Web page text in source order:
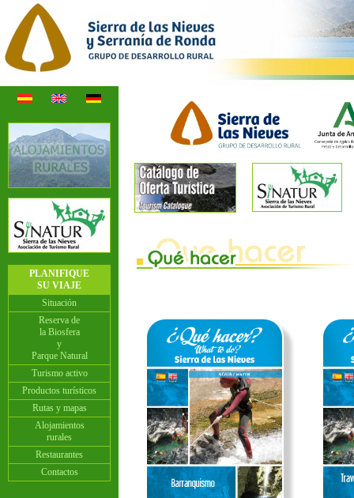
PLANIFIQUE
SU VIAJE
Situación
Reserva de
la Biosfera
y
Parque Natural
Turismo activo
Productos turísticos
Rutas y mapas
Alojamientos
rurales
Restaurantes
Contactos